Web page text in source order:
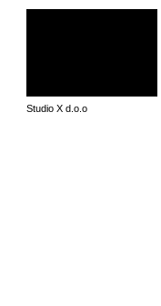
Studio X d.o.o